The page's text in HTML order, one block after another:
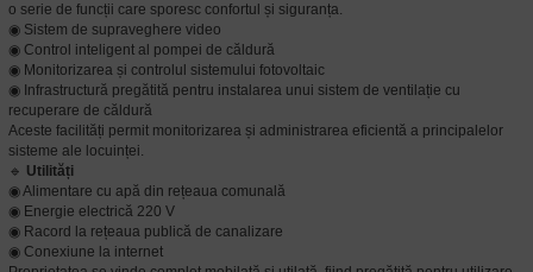
o serie de funcții care sporesc confortul și siguranța.
◉ Sistem de supraveghere video
◉ Control inteligent al pompei de căldură
◉ Monitorizarea și controlul sistemului fotovoltaic
◉ Infrastructură pregătită pentru instalarea unui sistem de ventilație cu
recuperare de căldură
Aceste facilități permit monitorizarea și administrarea eficientă a principalelor
sisteme ale locuinței.
🔹 Utilități
◉ Alimentare cu apă din rețeaua comunală
◉ Energie electrică 220 V
◉ Racord la rețeaua publică de canalizare
◉ Conexiune la internet